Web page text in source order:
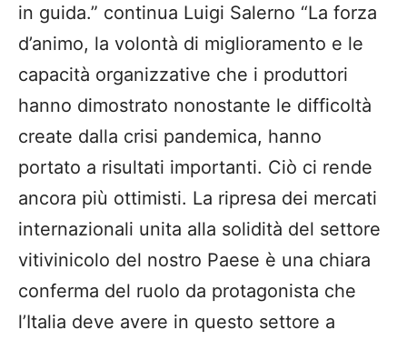
in guida.” continua Luigi Salerno “La forza
d’animo, la volontà di miglioramento e le
capacità organizzative che i produttori
hanno dimostrato nonostante le difficoltà
create dalla crisi pandemica, hanno
portato a risultati importanti. Ciò ci rende
ancora più ottimisti. La ripresa dei mercati
internazionali unita alla solidità del settore
vitivinicolo del nostro Paese è una chiara
conferma del ruolo da protagonista che
l’Italia deve avere in questo settore a